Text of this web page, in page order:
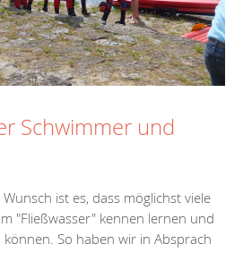
Schwimmer und
ist es, dass möglichst viele
"Fließwasser" kennen lernen und
So haben wir in Absprach